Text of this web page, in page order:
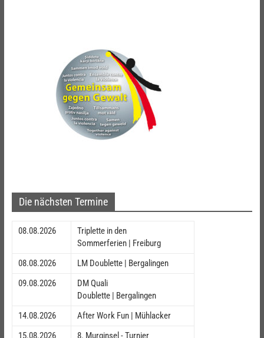
Die nächsten Termine
08.08.2026
Triplette in den
Sommerferien | Freiburg
08.08.2026
LM Doublette | Bergalingen
09.08.2026
DM Quali
Doublette | Bergalingen
14.08.2026
After Work Fun | Mühlacker
15.08.2026
8. Murginsel - Turnier